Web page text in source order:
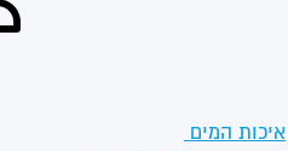
איכות המים